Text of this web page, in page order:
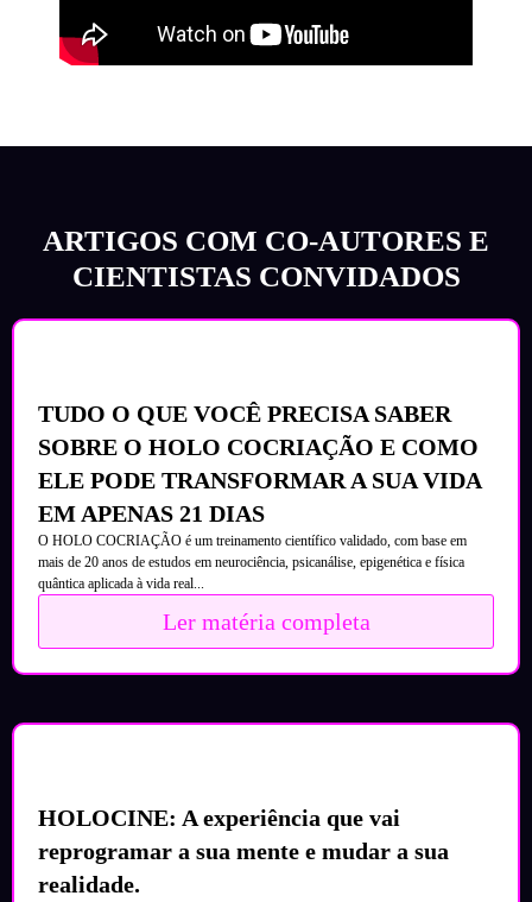
ARTIGOS COM CO-AUTORES E
CIENTISTAS CONVIDADOS
TUDO O QUE VOCÊ PRECISA SABER
SOBRE O HOLO COCRIAÇÃO E COMO
ELE PODE TRANSFORMAR A SUA VIDA
EM APENAS 21 DIAS
O HOLO COCRIAÇÃO é um treinamento científico validado, com base em
mais de 20 anos de estudos em neurociência, psicanálise, epigenética e física
quântica aplicada à vida real...
Ler matéria completa
HOLOCINE: A experiência que vai
reprogramar a sua mente e mudar a sua
realidade.